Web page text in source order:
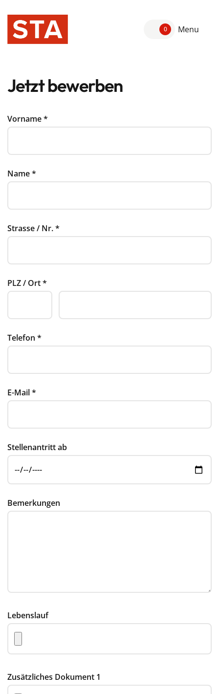
0 Menu
Jetzt bewerben
Vorname*
Name*
Strasse / Nr.*
PLZ / Ort*
Telefon *
E-Mail*
Stellenantritt ab
Bemerkungen
Lebenslauf
Zusätzliches Dokument 1